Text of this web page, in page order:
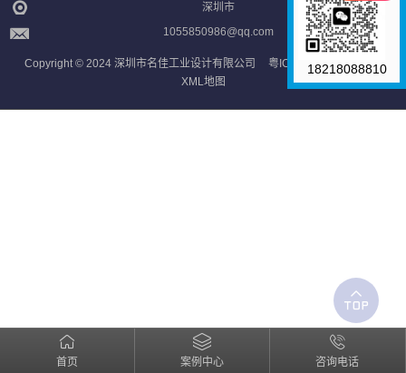
深圳市
1055850986@qq.com
Copyright © 2024 深圳市名佳工业设计有限公司
粤ICP备2023121709号
XML地图
18218088810
首页 案例中心 咨询电话